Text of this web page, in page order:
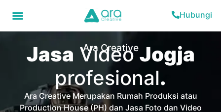
Hubungi
Ara Creative
Jasa VideoJogja
profesional.
Ara Creative Merupakan Rumah Produksi atau
Production House (PH) dan Jasa Foto dan Video